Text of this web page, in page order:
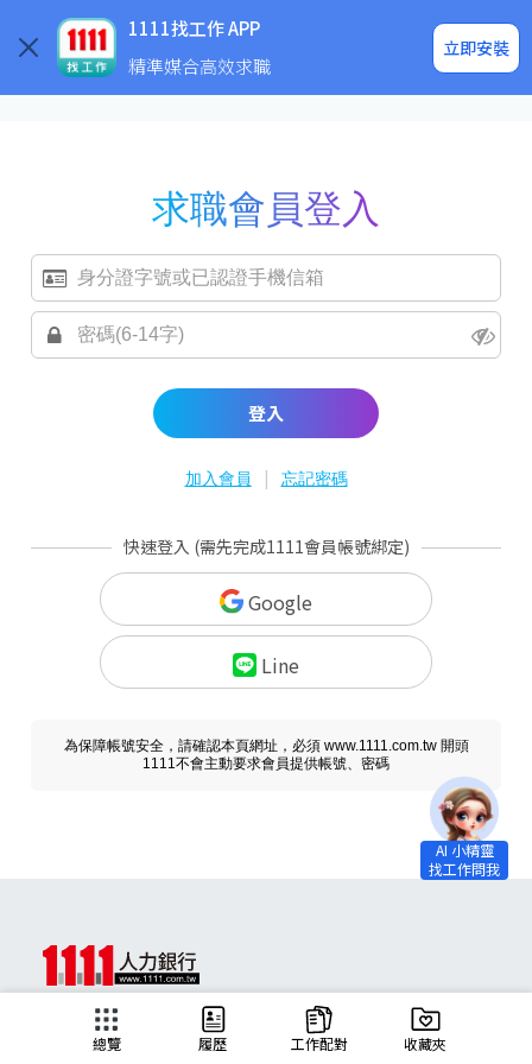
1111找工作 APP
精準媒合高效求職
立即安裝
企業求才
求職會員登入
登入
加入會員 | 忘記密碼
快速登入 (需先完成1111會員帳號綁定)
Google
Line
為保障帳號安全，請確認本頁網址，必須 www.1111.com.tw 開頭
1111不會主動要求會員提供帳號、密碼
總覽 履歷 工作配對 收藏夾